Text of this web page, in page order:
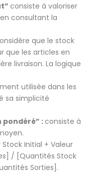
consiste à valoriser
consultant la
que le stock
que les articles en
livraison. La logique
utilisée dans les
sa simplicité
:consiste à
Stock Initial + Valeur
/ [Quantités Stock
Sorties].